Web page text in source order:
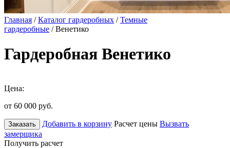
Главная /Каталог гардеробных /Темные
гардеробные / Венетико
Гардеробная Венетико
Цена:
от 60 000 руб.
Заказать Добавить в корзину Расчет цены Вызвать
замерщика
Получить расчет